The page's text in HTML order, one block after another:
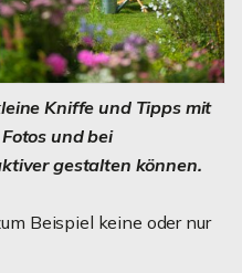
Kniffe und Tipps mit
und bei
gestalten können.
Beispiel keine oder nur